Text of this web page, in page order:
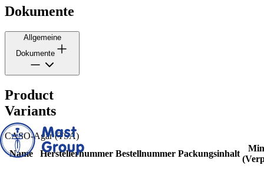
Dokumente
Allgemeine
Dokumente
Product
Variants
CASO-Agar (TSA)
Name
Herstellernummer Bestellnummer Packungsinhalt